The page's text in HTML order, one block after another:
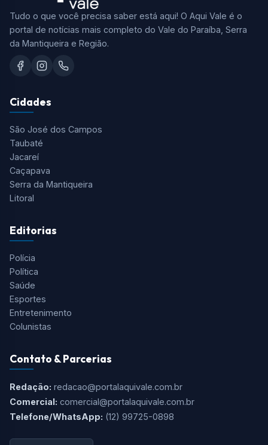
portal de notícias mais completo do Vale do Paraíba, Serra
da Mantiqueira e Região.
Cidades
São José dos Campos
Caçapava
Litoral
Editorias